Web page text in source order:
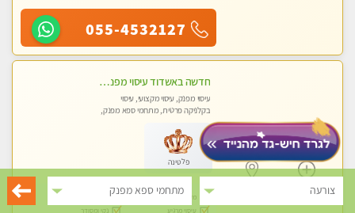
צורעה מתחמי ספא מפנק
055-4532127
לפרטים
חדשה באשדוד עיסוי מפנק בקליניקה פרטית שירות vip לרציניים בלבד! מומלץ!!
עיסוי מפנק, עיסוי מקצועי, עיסוי
בקלניקה פרטית, מתחמי ספא מפנק,
עיסוי טנטרה
פלטינה
מקלחת
עיסוי מרגיע
נקי ומסודר